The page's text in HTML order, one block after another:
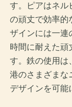
す。ピアはネル
の頑丈で効率的
ザインには一連
時間に耐えた頑
す。鉄の使用は
港のさまざまな
デザインを可能